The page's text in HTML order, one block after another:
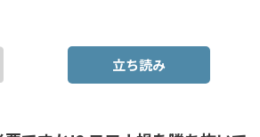
立ち読み